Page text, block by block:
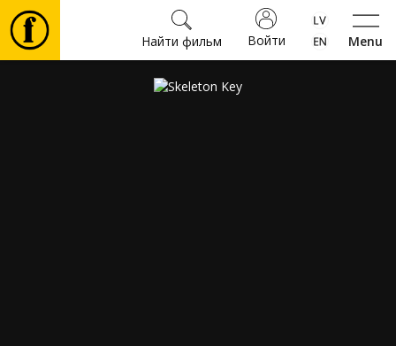
Menu
Войти
Найти фильм